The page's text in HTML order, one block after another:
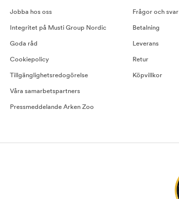
Jobba hos oss
Integritet på Musti Group Nordic
Goda råd
Cookiepolicy
Tillgänglighetsredogörelse
Våra samarbetspartners
Pressmeddelande Arken Zoo
Frågor och svar
Betalning
Leverans
Retur
Köpvillkor